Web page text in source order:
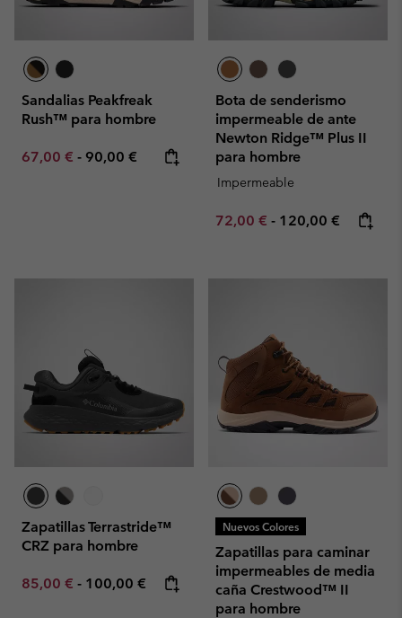
Sandalias Peakfreak
Rush™ para hombre
Minimum sale price:
67,00 € - Maximum price:
90,00 €
Bota de senderismo
impermeable de ante
Newton Ridge™ Plus II
para hombre
Impermeable
Minimum sale price:
72,00 € - Maximum price:
120,00 €
Zapatillas Terrastride™
CRZ para hombre
Minimum sale price:
85,00 € - Maximum price:
100,00 €
Nuevos Colores
Zapatillas para caminar
impermeables de media
caña Crestwood™ II
para hombre